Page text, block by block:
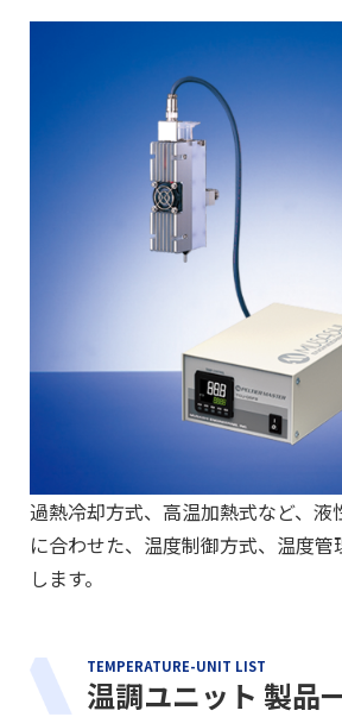
過熱冷却方式、高温加熱式など、液
に合わせた、温度制御方式、温度
します。
TEMPERATURE-UNIT LIST
温調ユニット 製品